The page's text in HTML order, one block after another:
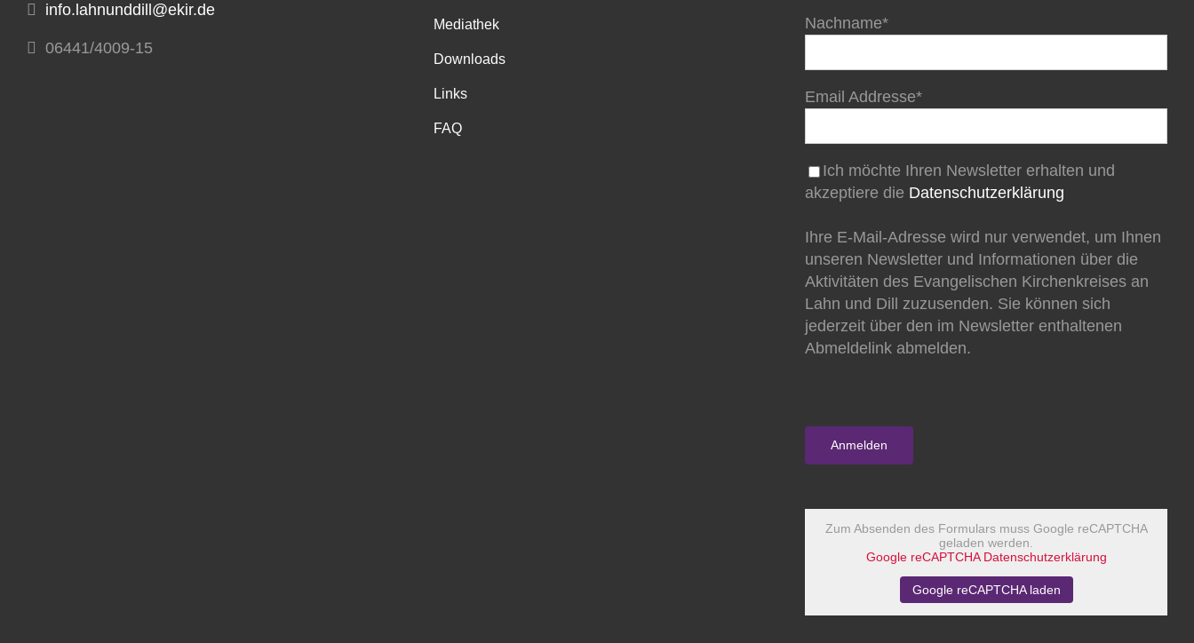
info.lahnunddill@ekir.de
06441/4009-15
Mediathek
Downloads
Links
FAQ
Nachname*
Email Addresse*
Ich möchte Ihren Newsletter erhalten und
akzeptiere die Datenschutzerklärung
Ihre E-Mail-Adresse wird nur verwendet, um Ihnen
unseren Newsletter und Informationen über die
Aktivitäten des Evangelischen Kirchenkreises an
Lahn und Dill zuzusenden. Sie können sich
jederzeit über den im Newsletter enthaltenen
Abmeldelink abmelden.
Zum Absenden des Formulars muss Google reCAPTCHA
geladen werden.
Google reCAPTCHA Datenschutzerklärung
Google reCAPTCHA laden